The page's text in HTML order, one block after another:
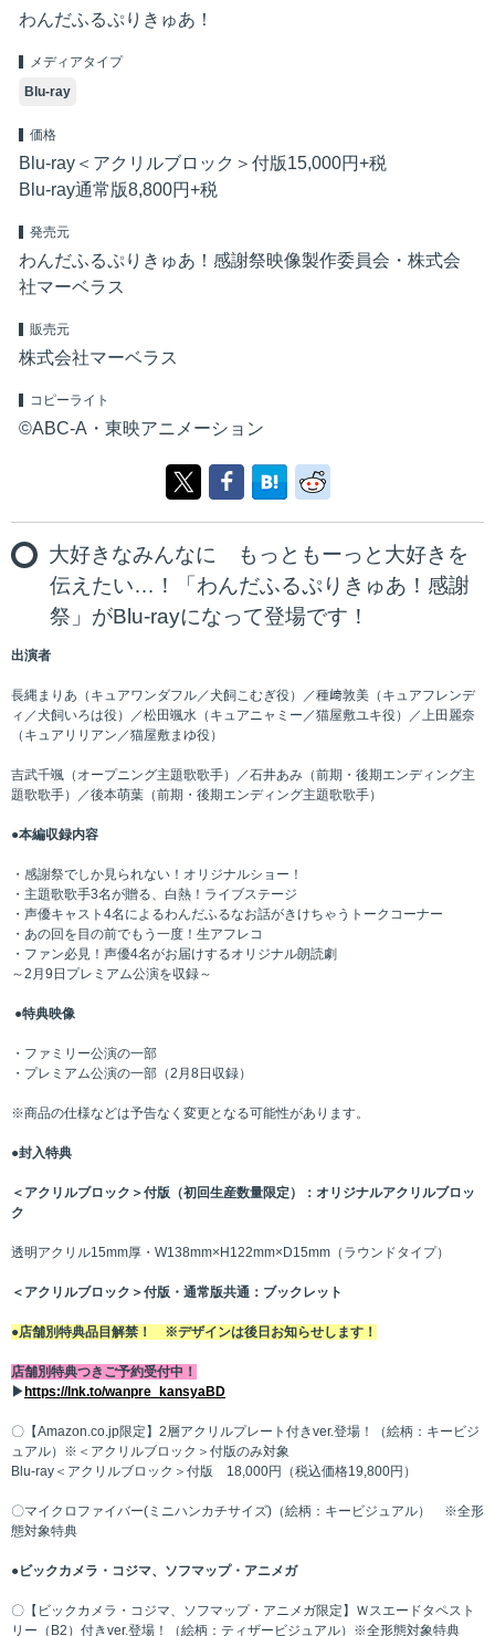
わんだふるぷりきゅあ！
メディアタイプ
Blu-ray
価格
Blu-ray＜アクリルブロック＞付版15,000円+税
Blu-ray通常版8,800円+税
発売元
わんだふるぷりきゅあ！感謝祭映像製作委員会・株式会
社マーベラス
販売元
株式会社マーベラス
コピーライト
©ABC-A・東映アニメーション
大好きなみんなに もっともーっと大好きを
伝えたい…！「わんだふるぷりきゅあ！感謝
祭」がBlu-rayになって登場です！
出演者
長縄まりあ（キュアワンダフル／犬飼こむぎ役）／種﨑敦美（キュアフレンデ
ィ／犬飼いろは役）／松田颯水（キュアニャミー／猫屋敷ユキ役）／上田麗奈
（キュアリリアン／猫屋敷まゆ役）
吉武千颯（オープニング主題歌歌手）／石井あみ（前期・後期エンディング主
題歌歌手）／後本萌葉（前期・後期エンディング主題歌歌手）
●本編収録内容
・感謝祭でしか見られない！オリジナルショー！
・主題歌歌手3名が贈る、白熱！ライブステージ
・声優キャスト4名によるわんだふるなお話がきけちゃうトークコーナー
・あの回を目の前でもう一度！生アフレコ
・ファン必見！声優4名がお届けするオリジナル朗読劇
～2月9日プレミアム公演を収録～
●特典映像
・ファミリー公演の一部
・プレミアム公演の一部（2月8日収録）
※商品の仕様などは予告なく変更となる可能性があります。
●封入特典
＜アクリルブロック＞付版（初回生産数量限定）：オリジナルアクリルブロッ
ク
透明アクリル15mm厚・W138mm×H122mm×D15mm（ラウンドタイプ）
＜アクリルブロック＞付版・通常版共通：ブックレット
●店舗別特典品目解禁！ ※デザインは後日お知らせします！
店舗別特典つきご予約受付中！
▶https://lnk.to/wanpre_kansyaBD
〇【Amazon.co.jp限定】2層アクリルプレート付きver.登場！（絵柄：キービジ
ュアル）※＜アクリルブロック＞付版のみ対象
Blu-ray＜アクリルブロック＞付版 18,000円（税込価格19,800円）
〇マイクロファイバー(ミニハンカチサイズ)（絵柄：キービジュアル） ※全形
態対象特典
●ビックカメラ・コジマ、ソフマップ・アニメガ
〇【ビックカメラ・コジマ、ソフマップ・アニメガ限定】Ｗスエードタペスト
リー（B2）付きver.登場！（絵柄：ティザービジュアル）※全形態対象特典